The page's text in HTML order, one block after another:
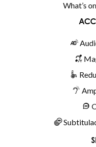
What’s